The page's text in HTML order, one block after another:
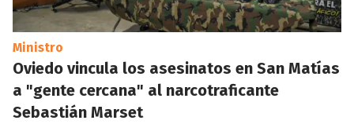
Ministro
Oviedo vincula los asesinatos en San Matías
a "gente cercana" al narcotraficante
Sebastián Marset